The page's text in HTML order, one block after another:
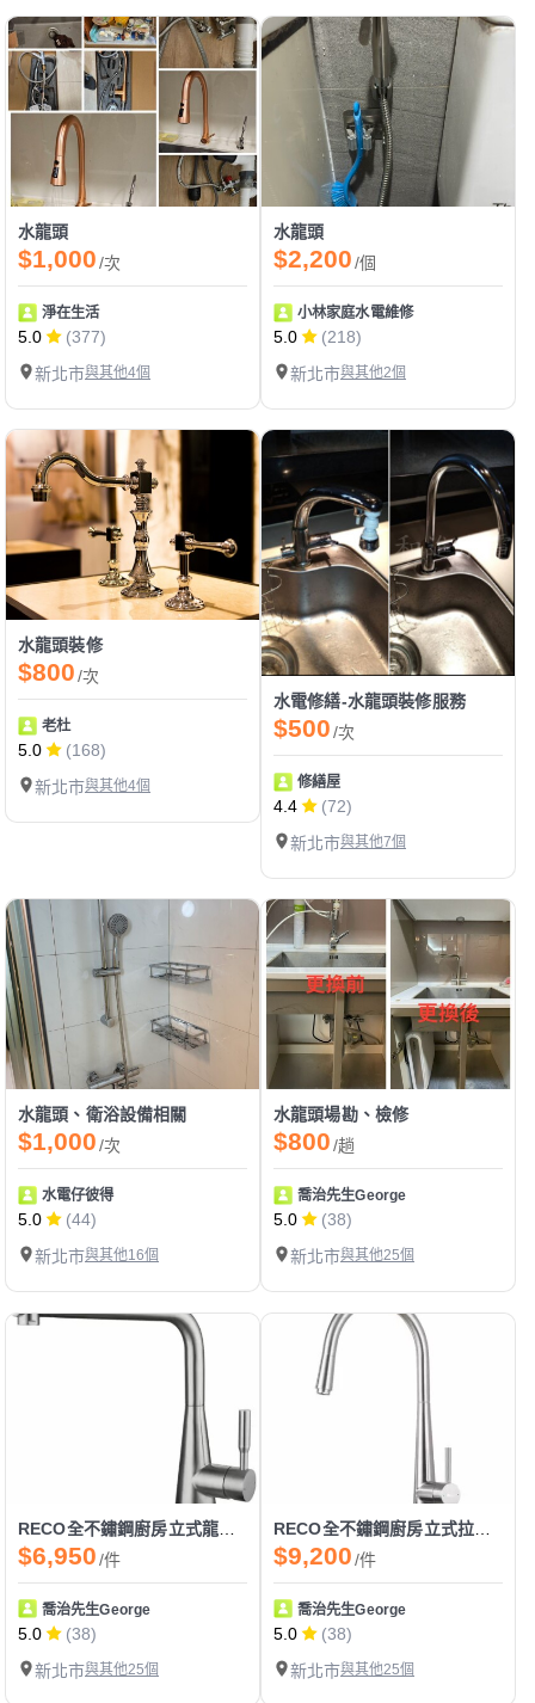
水龍頭
$1,000/次
淨在生活
5.0
(377)
新北市與其他4個
水龍頭
$2,200/個
小林家庭水電維修
5.0
(218)
新北市與其他2個
水龍頭裝修
$800/次
老杜
5.0
(168)
新北市與其他4個
水電修繕-水龍頭裝修服務
$500/次
修繕屋
4.4
(72)
新北市與其他7個
水龍頭、衛浴設備相關
$1,000/次
水電仔彼得
5.0
(44)
新北市與其他16個
水龍頭場勘、檢修
$800/趟
喬治先生George
5.0
(38)
新北市與其他25個
RECO全不鏽鋼廚房立式龍頭-CNIA#專業技師原廠保固
$6,950/件
喬治先生George
5.0
(38)
新北市與其他25個
RECO全不鏽鋼廚房立式拉伸龍頭-VOCES#專業技師原廠保固
$9,200/件
喬治先生George
5.0
(38)
新北市與其他25個